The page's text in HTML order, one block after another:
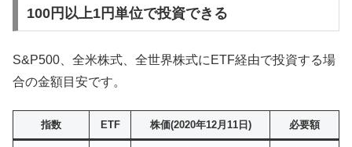
100円以上1円単位で投資できる
S&P500、全米株式、全世界株式にETF経由で投資する場
合の金額目安です。
指数 ETF 株価(2020年12月11日) 必要額